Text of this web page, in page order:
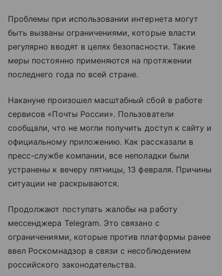
Проблемы при использовании интернета могут
быть вызваны ограничениями, которые власти
регулярно вводят в целях безопасности. Такие
меры постоянно применяются на протяжении
последнего года по всей стране.
Накануне произошел масштабный сбой в работе
сервисов «Почты России». Пользователи
сообщали, что не могли получить доступ к сайту и
официальному приложению. Как рассказали в
пресс-службе компании, все неполадки были
устранены к вечеру пятницы, 13 февраля. Причины
ситуации не раскрываются.
Продолжают поступать жалобы на работу
мессенджера Telegram. Это связано с
ограничениями, которые против платформы ранее
ввел Роскомнадзор в связи с несоблюдением
российского законодательства.